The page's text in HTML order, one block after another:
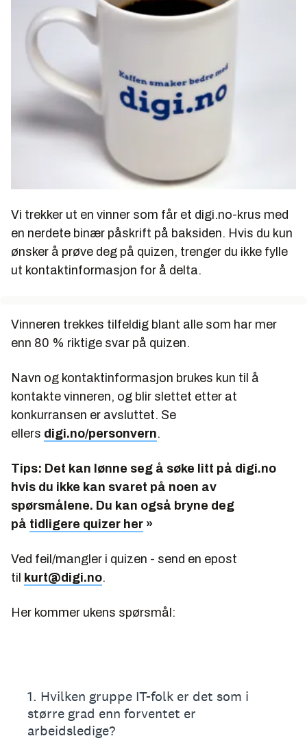
Vi trekker ut en vinner som får et digi.no-krus med
en nerdete binær påskrift på baksiden. Hvis du kun
ønsker å prøve deg på quizen, trenger du ikke fylle
ut kontaktinformasjon for å delta.
Vinneren trekkes tilfeldig blant alle som har mer
enn 80 % riktige svar på quizen.
Navn og kontaktinformasjon brukes kun til å
kontakte vinneren, og blir slettet etter at
konkurransen er avsluttet. Se
ellers digi.no/personvern.
Tips: Det kan lønne seg å søke litt på digi.no
hvis du ikke kan svaret på noen av
spørsmålene. Du kan også bryne deg
på tidligere quizer her »
Ved feil/mangler i quizen - send en epost
til kurt@digi.no.
Her kommer ukens spørsmål: